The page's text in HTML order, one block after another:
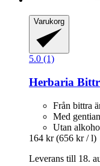
Varukorg
5.0 (1)
Herbaria
Från bittra
Med
Utan
164 kr (656 kr / l)
Leverans till 18.